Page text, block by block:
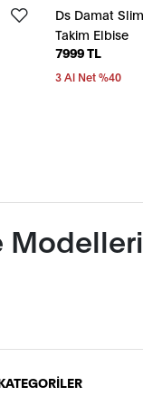
Ds Damat
Takim Elbise
7999 TL
3 Al Net %40
Modelleri
erkeklerin
uzun
yapıları